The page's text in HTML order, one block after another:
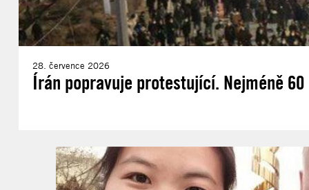
28. července 2026
Írán popravuje protestující. Nejméně